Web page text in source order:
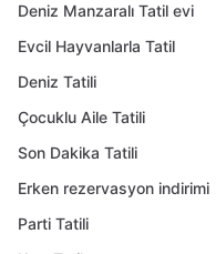
Deniz Manzaralı Tatil evi
Evcil Hayvanlarla Tatil
Deniz Tatili
Çocuklu Aile Tatili
Son Dakika Tatili
Erken rezervasyon indirimi
Parti Tatili